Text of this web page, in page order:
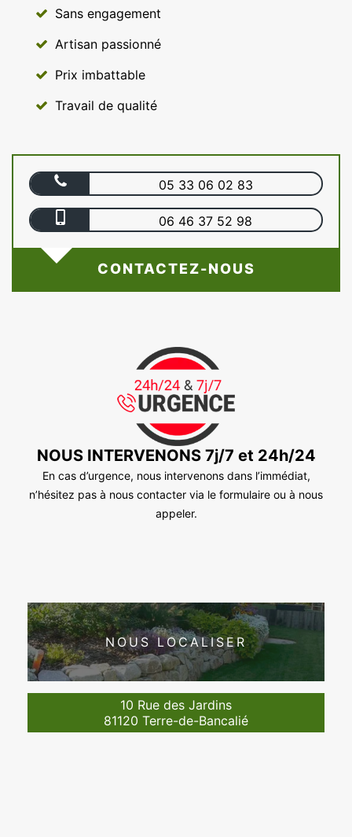
Sans engagement
Artisan passionné
Prix imbattable
Travail de qualité
05 33 06 02 83
06 46 37 52 98
CONTACTEZ-NOUS
NOUS INTERVENONS 7j/7 et 24h/24
En cas d’urgence, nous intervenons dans l’immédiat,
n’hésitez pas à nous contacter via le formulaire ou à nous
appeler.
NOUS LOCALISER
10 Rue des Jardins
81120 Terre-de-Bancalié